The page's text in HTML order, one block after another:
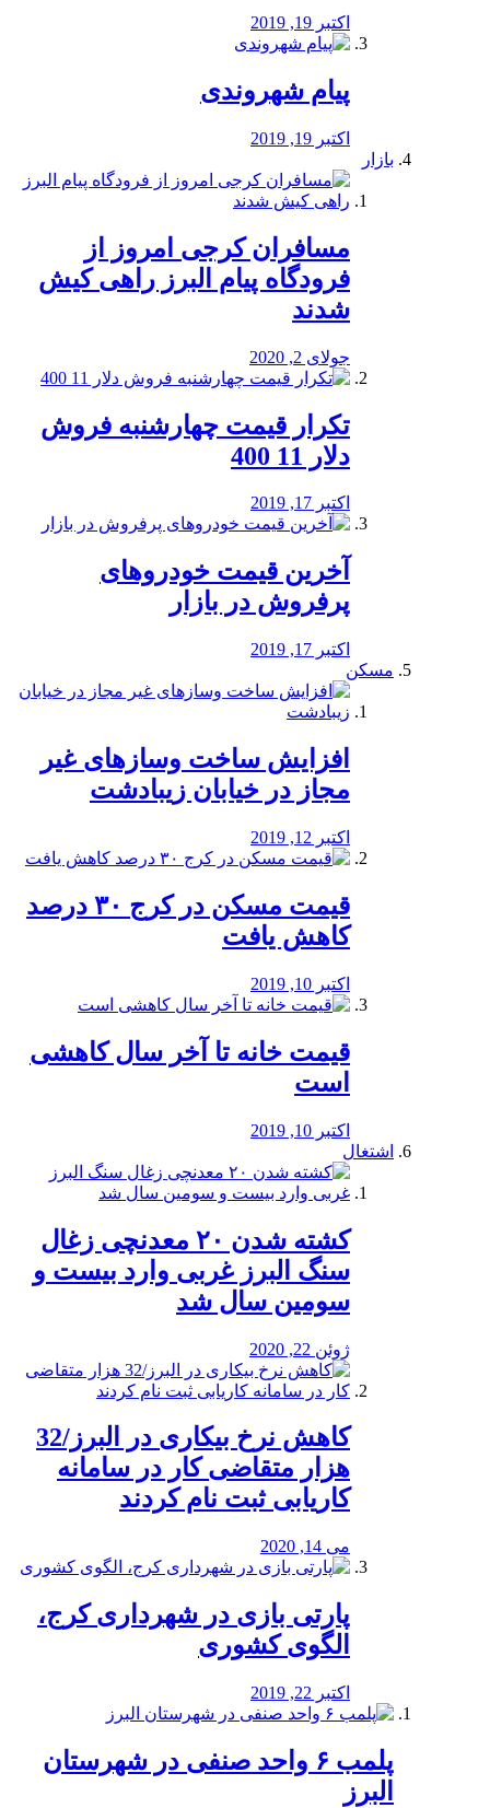
اکتبر 19, 2019
پیام شهروندی
اکتبر 19, 2019
بازار
مسافران کرجی امروز از
فرودگاه پیام البرز راهی کیش
شدند
جولای 2, 2020
تکرار قیمت چهارشنبه فروش
دلار 11 400
اکتبر 17, 2019
آخرین قیمت خودرو‌های
پرفروش در بازار
اکتبر 17, 2019
مسکن
افزایش ساخت وسازهای غیر
مجاز در خیابان زیبادشت
اکتبر 12, 2019
️قیمت مسکن در کرج ۳۰ درصد
کاهش یافت
اکتبر 10, 2019
قیمت خانه تا آخر سال کاهشی
است
اکتبر 10, 2019
اشتغال
کشته شدن ۲۰ معدنچی زغال
سنگ البرز غربی وارد بیست و
سومین سال شد
ژوئن 22, 2020
کاهش نرخ بیکاری در البرز/32
هزار متقاضی کار در سامانه
کاریابی ثبت نام کردند
می 14, 2020
پارتی بازی در شهرداری کرج،
الگوی کشوری
اکتبر 22, 2019
پلمب ۶ واحد صنفی در شهرستان
البرز